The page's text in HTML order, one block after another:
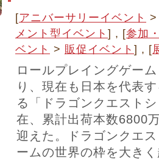
[アニバーサリーイベント
メント型イベント ] , [参加
ベント > 販促イベント ] , [
ロールプレイングゲー
り、現在も日本を代表
る「ドラゴンクエスト
在、累計出荷本数6800
迎えた。ドラゴンクエ
ームの世界の枠を大き